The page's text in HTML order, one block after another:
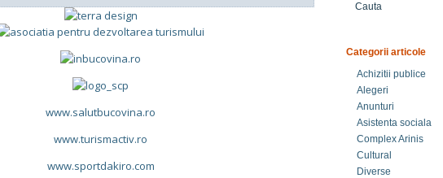
www.salutbucovina.ro
www.turismactiv.ro
www.sportdakiro.com
Cauta
Categorii articole
Achizitii publice
Alegeri
Anunturi
Asistenta sociala
Complex Arinis
Cultural
Diverse